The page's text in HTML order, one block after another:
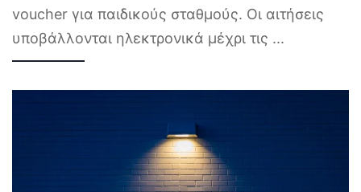
voucher για παιδικούς σταθμούς. Οι αιτήσεις
υποβάλλονται ηλεκτρονικά μέχρι τις ...